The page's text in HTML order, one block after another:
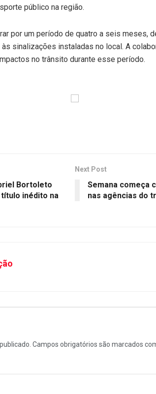
público na região.
por um período de quatro a seis meses,
sinalizações instaladas no local. A
no trânsito durante esse período.
Bortoleto
inédito na
Next Post
Semana começa
nas agências do
Campos obrigatórios são marcados